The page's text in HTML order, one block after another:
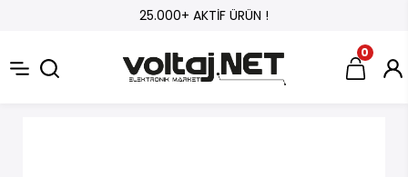
25.000+ AKTİF ÜRÜN !
0